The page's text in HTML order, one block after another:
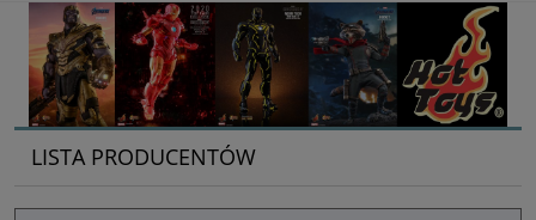
LISTA PRODUCENTÓW